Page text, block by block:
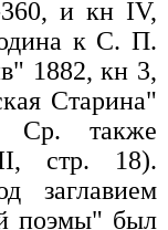
360, и кн IV,
к С. П.
1882, кн 3,
Старина"
Ср. также
стр. 18).
заглавием
поэмы" был